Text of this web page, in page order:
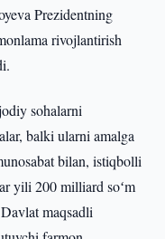
Prezidentning
rivojlantirish
sohalarni
balki ularni amalga
bilan, istiqbolli
yili 200 milliard soʻm
maqsadli